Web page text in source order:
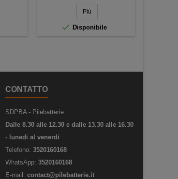
Più
 Disponibile
CONTATTO
SDPBA - Pilebatterie
Dalle 8.30 alle 12.30 e dalle 13.30 alle 16.30
- lunedi al venerdi
Telefono: 3520160168
WhatsApp: 3520160168
E-mail: contact@pilebatterie.it